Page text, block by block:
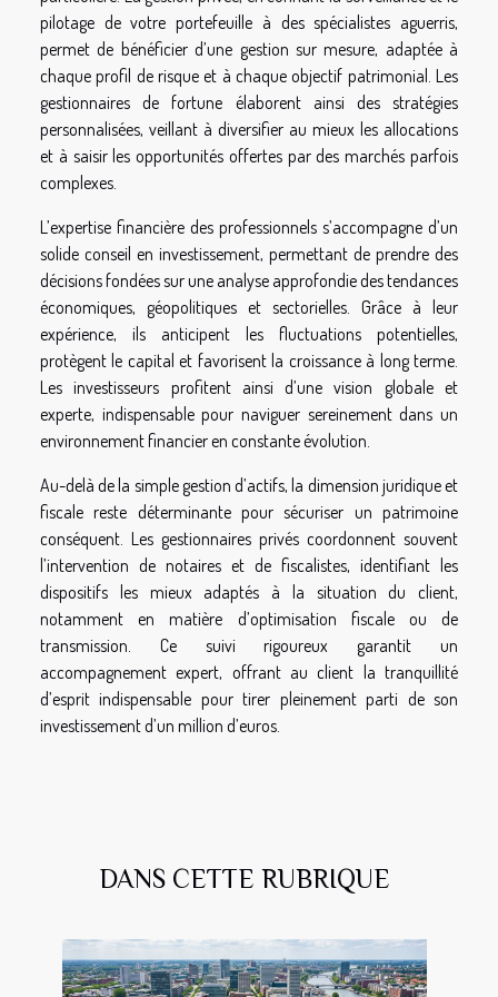
pilotage de votre portefeuille à des spécialistes aguerris,
permet de bénéficier d’une gestion sur mesure, adaptée à
chaque profil de risque et à chaque objectif patrimonial. Les
gestionnaires de fortune élaborent ainsi des stratégies
personnalisées, veillant à diversifier au mieux les allocations
et à saisir les opportunités offertes par des marchés parfois
complexes.
L’expertise financière des professionnels s’accompagne d’un
solide conseil en investissement, permettant de prendre des
décisions fondées sur une analyse approfondie des tendances
économiques, géopolitiques et sectorielles. Grâce à leur
expérience, ils anticipent les fluctuations potentielles,
protègent le capital et favorisent la croissance à long terme.
Les investisseurs profitent ainsi d’une vision globale et
experte, indispensable pour naviguer sereinement dans un
environnement financier en constante évolution.
Au-delà de la simple gestion d’actifs, la dimension juridique et
fiscale reste déterminante pour sécuriser un patrimoine
conséquent. Les gestionnaires privés coordonnent souvent
l’intervention de notaires et de fiscalistes, identifiant les
dispositifs les mieux adaptés à la situation du client,
notamment en matière d’optimisation fiscale ou de
transmission. Ce suivi rigoureux garantit un
accompagnement expert, offrant au client la tranquillité
d’esprit indispensable pour tirer pleinement parti de son
investissement d’un million d’euros.
DANS CETTE RUBRIQUE